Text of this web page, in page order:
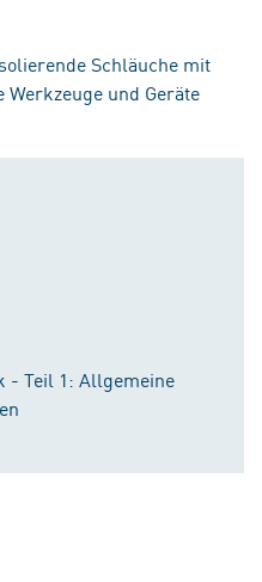
Schläuche mit
und Geräte
- Teil 1: Allgemeine